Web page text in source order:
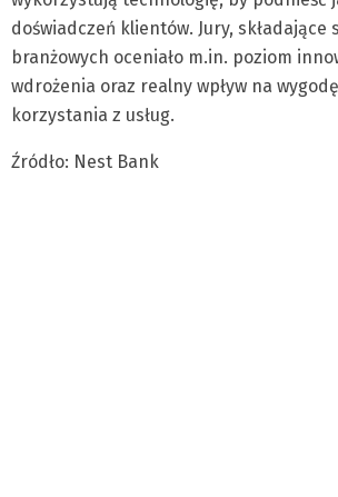
doświadczeń klientów. Jury, składające
branżowych oceniało m.in. poziom
wdrożenia oraz realny wpływ na
korzystania z usług.
Źródło: Nest Bank